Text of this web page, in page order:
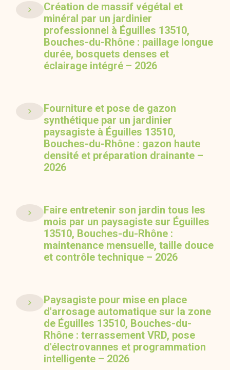
Création de massif végétal et
minéral par un jardinier
professionnel à Éguilles 13510,
Bouches-du-Rhône : paillage longue
durée, bosquets denses et
éclairage intégré – 2026
Fourniture et pose de gazon
synthétique par un jardinier
paysagiste à Éguilles 13510,
Bouches-du-Rhône : gazon haute
densité et préparation drainante –
2026
Faire entretenir son jardin tous les
mois par un paysagiste sur Éguilles
13510, Bouches-du-Rhône :
maintenance mensuelle, taille douce
et contrôle technique – 2026
Paysagiste pour mise en place
d'arrosage automatique sur la zone
de Éguilles 13510, Bouches-du-
Rhône : terrassement VRD, pose
d'électrovannes et programmation
intelligente – 2026